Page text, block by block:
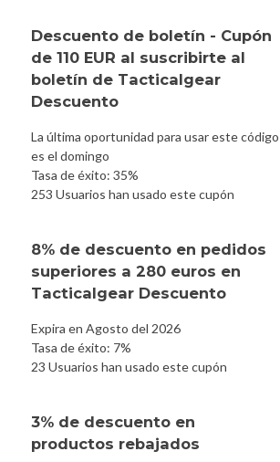
Descuento de boletín - Cupón
de 110 EUR al suscribirte al
boletín de Tacticalgear
Descuento
La última oportunidad para usar este código
es el domingo
Tasa de éxito: 35%
253 Usuarios han usado este cupón
8% de descuento en pedidos
superiores a 280 euros en
Tacticalgear Descuento
Expira en Agosto del 2026
Tasa de éxito: 7%
23 Usuarios han usado este cupón
3% de descuento en
productos rebajados